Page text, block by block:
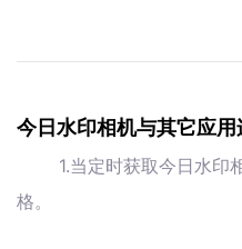
今日水印相机与其它应
1.当定时获取今日水印
格。